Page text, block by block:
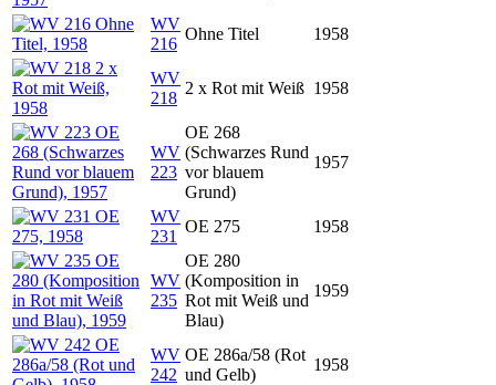
WV
216
Ohne Titel 1958
WV
218
2 x Rot mit Weiß 1958
WV
223
OE 268
(Schwarzes Rund
vor blauem
Grund)
1957
WV
231
OE 275 1958
WV
235
OE 280
(Komposition in
Rot mit Weiß und
Blau)
1959
WV
242
OE 286a/58 (Rot
und Gelb)
1958